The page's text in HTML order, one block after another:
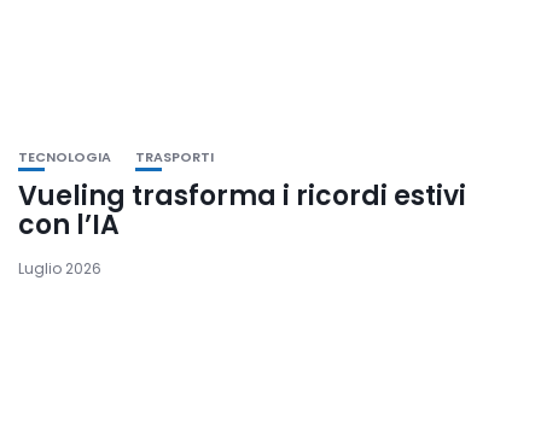
TECNOLOGIA TRASPORTI
Vueling trasforma i ricordi estivi
con l’IA
Luglio 2026